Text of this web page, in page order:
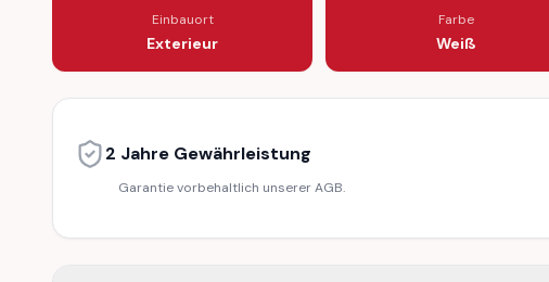
Einbauort
Exterieur
Farbe
Weiß
2 Jahre Gewährleistung
Garantie vorbehaltlich unserer AGB.